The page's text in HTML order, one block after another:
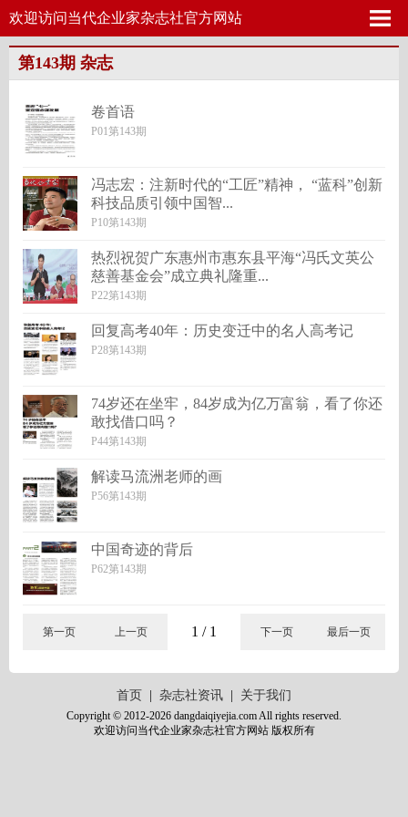
欢迎访问当代企业家杂志社官方网站
第143期 杂志
卷首语
P01第143期
冯志宏：注新时代的“工匠”精神， “蓝科”创新
科技品质引领中国智...
P10第143期
热烈祝贺广东惠州市惠东县平海“冯氏文英公
慈善基金会”成立典礼隆重...
P22第143期
回复高考40年：历史变迁中的名人高考记
P28第143期
74岁还在坐牢，84岁成为亿万富翁，看了你还
敢找借口吗？
P44第143期
解读马流洲老师的画
P56第143期
中国奇迹的背后
P62第143期
第一页 上一页 1 / 1 下一页 最后一页
首页 杂志社资讯 关于我们
Copyright © 2012-2026 dangdaiqiyejia.com All rights reserved.
欢迎访问当代企业家杂志社官方网站 版权所有